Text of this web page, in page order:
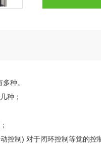
种。
种；
控制) 对于闭环控制等觉的控